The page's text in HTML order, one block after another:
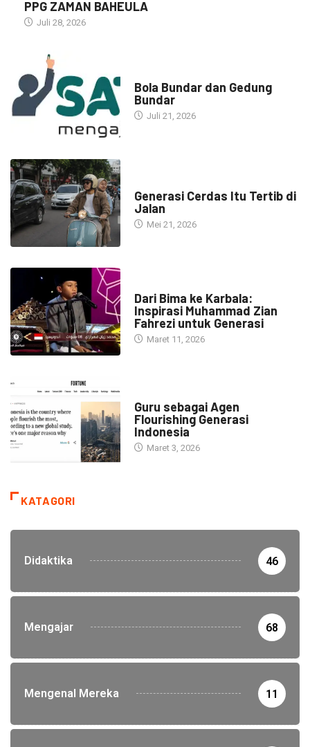
PPG ZAMAN BAHEULA
Juli 28, 2026
Bola Bundar dan Gedung
Bundar
Juli 21, 2026
Generasi Cerdas Itu Tertib di
Jalan
Mei 21, 2026
Dari Bima ke Karbala:
Inspirasi Muhammad Zian
Fahrezi untuk Generasi
Maret 11, 2026
Guru sebagai Agen
Flourishing Generasi
Indonesia
Maret 3, 2026
KATAGORI
Didaktika 46
Mengajar 68
Mengenal Mereka 11